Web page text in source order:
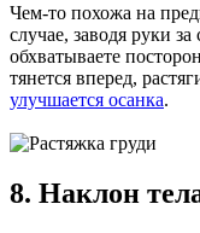
Чем-то похожа на
случае, заводя руки
обхватываете
тянется вперед,
улучшается осанка.
8. Наклон